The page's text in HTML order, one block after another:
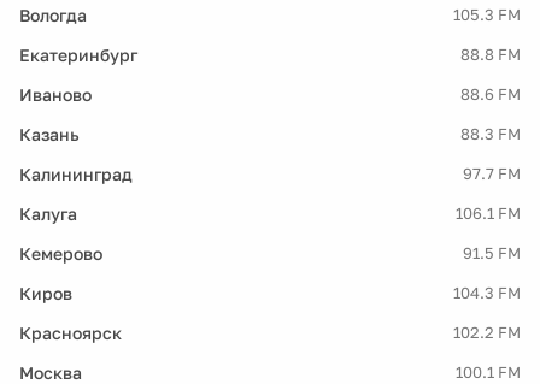
Вологда 105.3 FM
Екатеринбург 88.8 FM
Иваново 88.6 FM
Казань 88.3 FM
Калининград 97.7 FM
Калуга 106.1 FM
Кемерово 91.5 FM
Киров 104.3 FM
Красноярск 102.2 FM
Москва 100.1 FM